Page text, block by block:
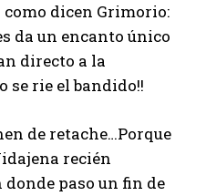
dicen Grimorio:
da un encanto único
directo a la
se rie el bandido!!
de retache…Porque
recién
donde paso un fin de